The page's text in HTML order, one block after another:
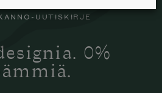
UUTISKIRJE
0%